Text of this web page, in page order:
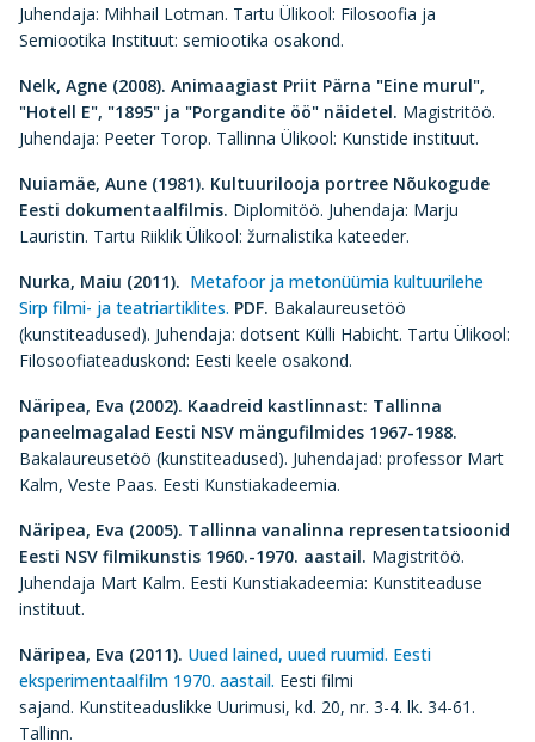
Juhendaja: Mihhail Lotman. Tartu Ülikool: Filosoofia ja
Semiootika Instituut: semiootika osakond.
Nelk, Agne (2008). Animaagiast Priit Pärna "Eine murul",
"Hotell E", "1895" ja "Porgandite öö" näidetel. Magistritöö.
Juhendaja: Peeter Torop. Tallinna Ülikool: Kunstide instituut.
Nuiamäe, Aune (1981). Kultuurilooja portree Nõukogude
Eesti dokumentaalfilmis. Diplomitöö. Juhendaja: Marju
Lauristin. Tartu Riiklik Ülikool: žurnalistika kateeder.
Nurka, Maiu (2011). Metafoor ja metonüümia kultuurilehe
Sirp filmi- ja teatriartiklites. PDF. Bakalaureusetöö
(kunstiteadused). Juhendaja: dotsent Külli Habicht. Tartu Ülikool:
Filosoofiateaduskond: Eesti keele osakond.
Näripea, Eva (2002). Kaadreid kastlinnast: Tallinna
paneelmagalad Eesti NSV mängufilmides 1967-1988.
Bakalaureusetöö (kunstiteadused). Juhendajad: professor Mart
Kalm, Veste Paas. Eesti Kunstiakadeemia.
Näripea, Eva (2005). Tallinna vanalinna representatsioonid
Eesti NSV filmikunstis 1960.-1970. aastail. Magistritöö.
Juhendaja Mart Kalm. Eesti Kunstiakadeemia: Kunstiteaduse
instituut.
Näripea, Eva (2011). Uued lained, uued ruumid. Eesti
eksperimentaalfilm 1970. aastail. Eesti filmi
sajand. Kunstiteaduslikke Uurimusi, kd. 20, nr. 3-4. lk. 34-61.
Tallinn.